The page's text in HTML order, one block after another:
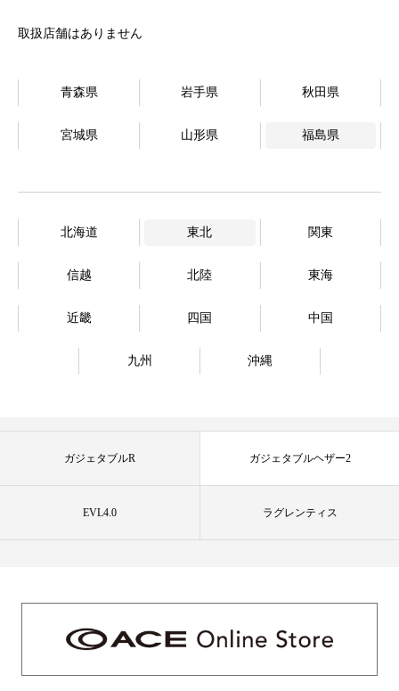
青森県 岩手県 秋田県
宮城県 山形県 福島県
北海道 東北 関東
信越 北陸 東海
近畿 四国 中国
九州 沖縄
ガジェタブルR ガジェタブルヘザー2
EVL4.0 ラグレンティス